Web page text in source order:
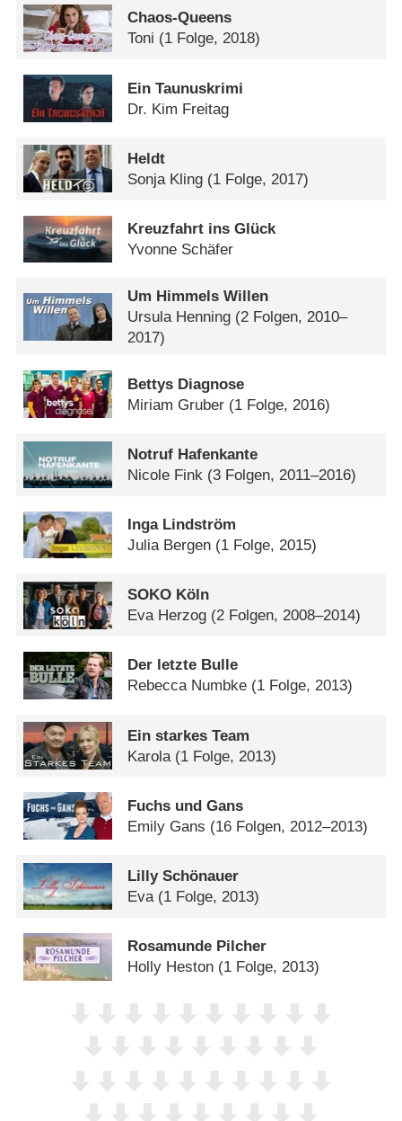
Chaos-Queens
Toni (1 Folge, 2018)
Ein Taunuskrimi
Dr. Kim Freitag
Heldt
Sonja Kling (1 Folge, 2017)
Kreuzfahrt ins Glück
Yvonne Schäfer
Um Himmels Willen
Ursula Henning (2 Folgen, 2010–
2017)
Bettys Diagnose
Miriam Gruber (1 Folge, 2016)
Notruf Hafenkante
Nicole Fink (3 Folgen, 2011–2016)
Inga Lindström
Julia Bergen (1 Folge, 2015)
SOKO Köln
Eva Herzog (2 Folgen, 2008–2014)
Der letzte Bulle
Rebecca Numbke (1 Folge, 2013)
Ein starkes Team
Karola (1 Folge, 2013)
Fuchs und Gans
Emily Gans (16 Folgen, 2012–2013)
Lilly Schönauer
Eva (1 Folge, 2013)
Rosamunde Pilcher
Holly Heston (1 Folge, 2013)